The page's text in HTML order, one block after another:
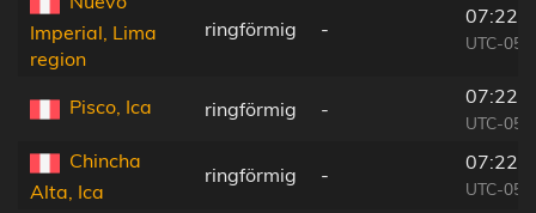
Imperial, Lima
region
ringförmig -
UTC-
Pisco, Ica ringförmig -
UTC-
Chincha
Alta, Ica
ringförmig -
UTC-